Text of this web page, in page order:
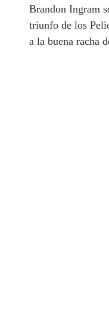
Brandon Ingram
triunfo de los
a la buena racha